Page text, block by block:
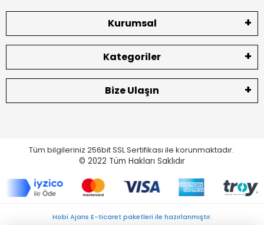
Kurumsal
Kategoriler
Bize Ulaşın
Tüm bilgileriniz 256bit SSL Sertifikası ile korunmaktadır.
© 2022 Tüm Hakları Saklıdır
Hobi Ajans E-ticaret paketleri ile hazırlanmıştır.